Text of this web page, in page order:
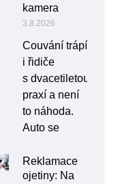
kamera
3.8.2026
Couvání trápí
i řidiče
s dvacetiletou
praxí a není
to náhoda.
Auto se
Reklamace
ojetiny: Na